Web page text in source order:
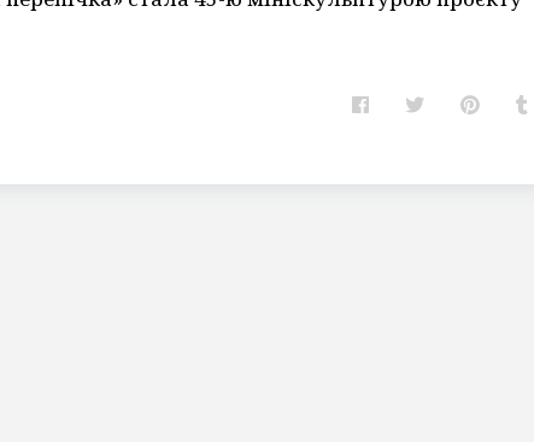
F
b
T
t
P
e l